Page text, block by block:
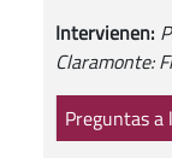
Intervienen:
Claramonte:
Preguntas a